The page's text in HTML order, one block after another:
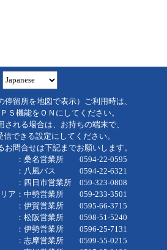
留所を地図で表示）ご利用時は、
Ｓ機能をＯＮにしてください。
れる場合は、お持ちの端末で、
できる設定にしてください。
問合せは下記までお願いします。
名営業所 0594-22-0595
0594-22-6321
四日市営業所 059-323-0808
ア：中勢営業所 059-233-3501
：伊賀営業所 0595-66-3715
：松阪営業所 0598-51-5240
勢営業所 0596-25-7131
摩営業所 0599-55-0215